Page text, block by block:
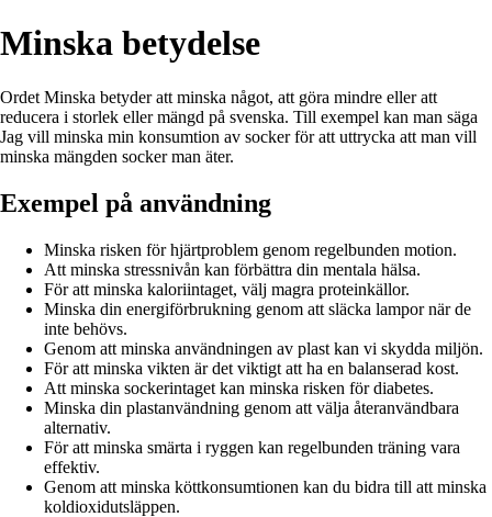
Minska betydelse
Ordet Minska betyder att minska något, att göra mindre eller att
reducera i storlek eller mängd på svenska. Till exempel kan man säga
Jag vill minska min konsumtion av socker för att uttrycka att man vill
minska mängden socker man äter.
Exempel på användning
Minska risken för hjärtproblem genom regelbunden motion.
Att minska stressnivån kan förbättra din mentala hälsa.
För att minska kaloriintaget, välj magra proteinkällor.
Minska din energiförbrukning genom att släcka lampor när de
inte behövs.
Genom att minska användningen av plast kan vi skydda miljön.
För att minska vikten är det viktigt att ha en balanserad kost.
Att minska sockerintaget kan minska risken för diabetes.
Minska din plastanvändning genom att välja återanvändbara
alternativ.
För att minska smärta i ryggen kan regelbunden träning vara
effektiv.
Genom att minska köttkonsumtionen kan du bidra till att minska
koldioxidutsläppen.